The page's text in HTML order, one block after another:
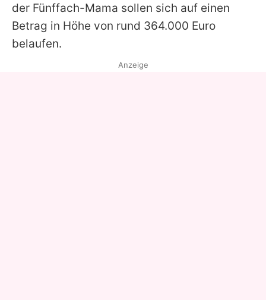
der Fünffach-Mama sollen sich auf einen
Betrag in Höhe von rund 364.000 Euro
belaufen.
Anzeige